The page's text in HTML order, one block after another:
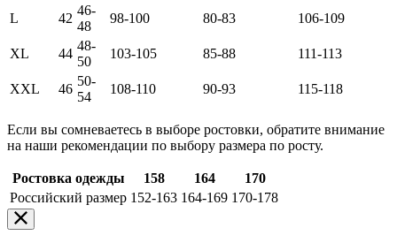
L 42
46-
48
98-100 80-83 106-109
XL 44
48-
50
103-105 85-88 111-113
XXL 46
50-
54
108-110 90-93 115-118
Если вы сомневаетесь в выборе ростовки, обратите внимание
на наши рекомендации по выбору размера по росту.
Ростовка одежды 158 164
170
Российский размер 152-163 164-169 170-178